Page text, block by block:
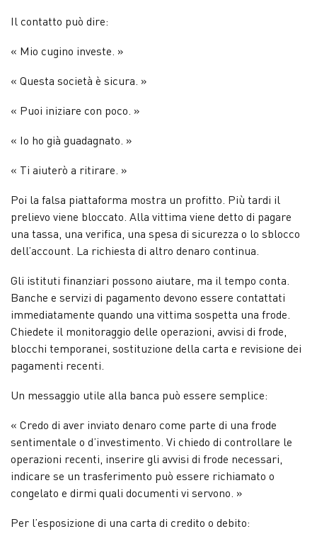
Il contatto può dire:
« Mio cugino investe. »
« Questa società è sicura. »
« Puoi iniziare con poco. »
« Io ho già guadagnato. »
« Ti aiuterò a ritirare. »
Poi la falsa piattaforma mostra un profitto. Più tardi il
prelievo viene bloccato. Alla vittima viene detto di pagare
una tassa, una verifica, una spesa di sicurezza o lo sblocco
dell’account. La richiesta di altro denaro continua.
Gli istituti finanziari possono aiutare, ma il tempo conta.
Banche e servizi di pagamento devono essere contattati
immediatamente quando una vittima sospetta una frode.
Chiedete il monitoraggio delle operazioni, avvisi di frode,
blocchi temporanei, sostituzione della carta e revisione dei
pagamenti recenti.
Un messaggio utile alla banca può essere semplice:
« Credo di aver inviato denaro come parte di una frode
sentimentale o d’investimento. Vi chiedo di controllare le
operazioni recenti, inserire gli avvisi di frode necessari,
indicare se un trasferimento può essere richiamato o
congelato e dirmi quali documenti vi servono. »
Per l’esposizione di una carta di credito o debito: